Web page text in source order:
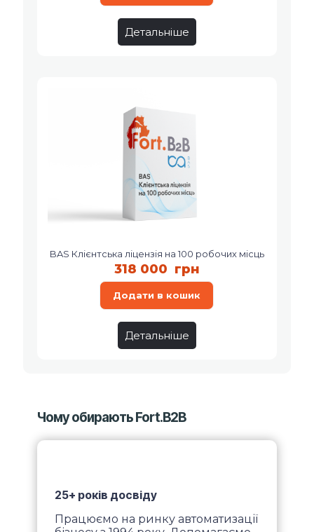
Детальніше
BAS Клієнтська ліцензія на 100 робочих місць
318 000 грн
Додати в кошик
Детальніше
Чому обирають Fort.B2B
25+ років досвіду
Працюємо на ринку автоматизації